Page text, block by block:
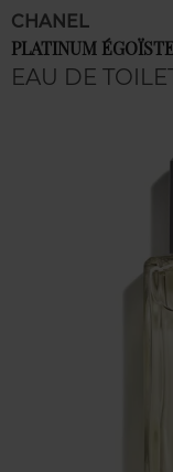
CHANEL
PLATINUM
EAU DE